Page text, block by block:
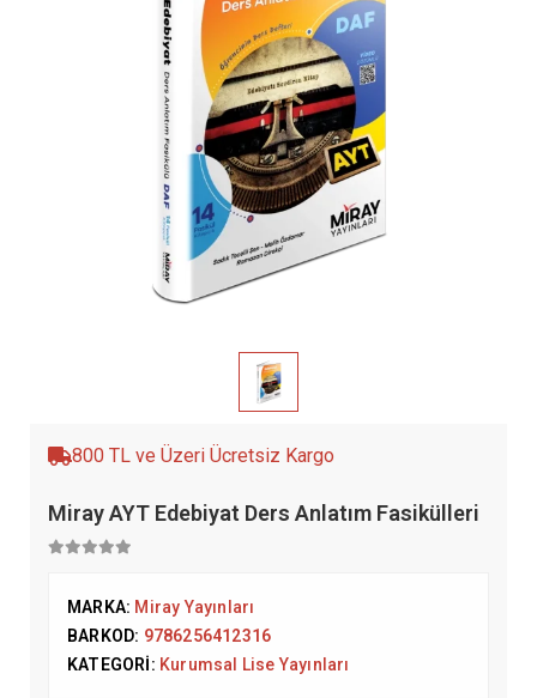
800 TL ve Üzeri Ücretsiz Kargo
Miray AYT Edebiyat Ders Anlatım Fasikülleri
MARKA: Miray Yayınları
BARKOD: 9786256412316
KATEGORI: Kurumsal Lise Yayınları